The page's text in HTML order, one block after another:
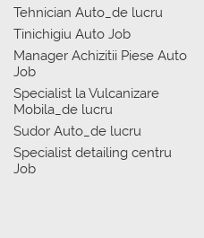
Tehnician Auto_de lucru
Tinichigiu Auto Job
Manager Achizitii Piese Auto
Job
Specialist la Vulcanizare
Mobila_de lucru
Sudor Auto_de lucru
Specialist detailing centru
Job